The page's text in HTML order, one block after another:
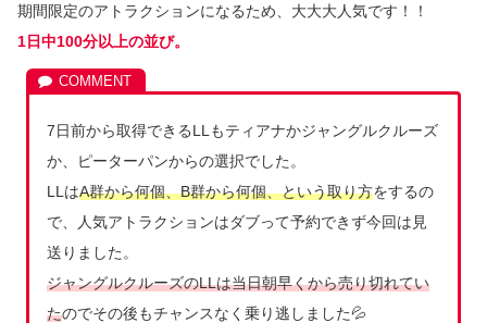
期間限定のアトラクションになるため、大大大人気です！！
1日中100分以上の並び。
7日前から取得できるLLもティアナかジャングルクルーズ
か、ピーターパンからの選択でした。
LLはA群から何個、B群から何個、という取り方をするの
で、人気アトラクションはダブって予約できず今回は見
送りました。
ジャングルクルーズのLLは当日朝早くから売り切れてい
たのでその後もチャンスなく乗り逃しました💦